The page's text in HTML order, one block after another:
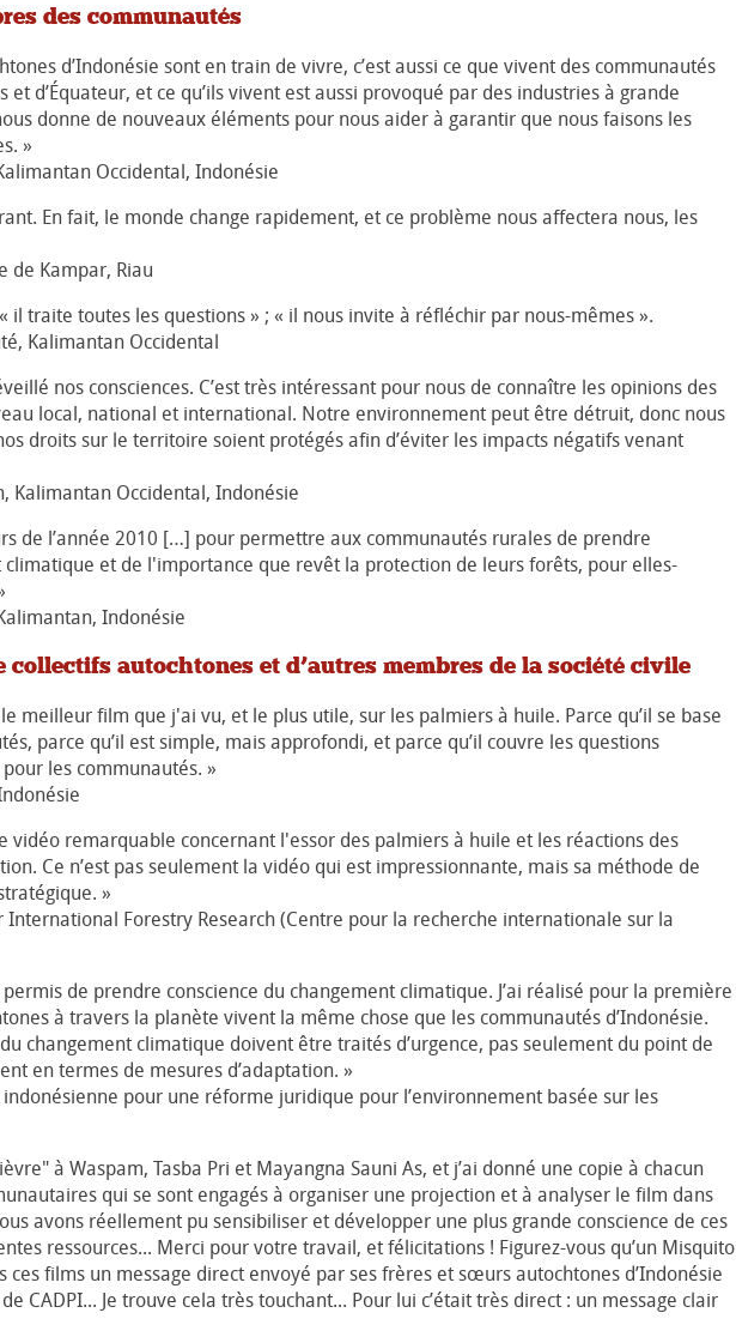
des communautés
d’Indonésie sont en train de vivre, c’est aussi ce que vivent des communautés
d’Équateur, et ce qu’ils vivent est aussi provoqué par des industries à grande
donne de nouveaux éléments pour nous aider à garantir que nous faisons les
»
Occidental, Indonésie
En fait, le monde change rapidement, et ce problème nous affectera nous, les
de Kampar, Riau
il traite toutes les questions » ; « il nous invite à réfléchir par nous-mêmes ».
Kalimantan Occidental
nos consciences. C’est très intéressant pour nous de connaître les opinions des
local, national et international. Notre environnement peut être détruit, donc nous
droits sur le territoire soient protégés afin d’éviter les impacts négatifs venant
Kalimantan Occidental, Indonésie
de l’année 2010 […] pour permettre aux communautés rurales de prendre
climatique et de l'importance que revêt la protection de leurs forêts, pour elles-
Indonésie
collectifs autochtones et d’autres membres de la société civile
meilleur film que j'ai vu, et le plus utile, sur les palmiers à huile. Parce qu’il se base
parce qu’il est simple, mais approfondi, et parce qu’il couvre les questions
les communautés. »
vidéo remarquable concernant l'essor des palmiers à huile et les réactions des
Ce n’est pas seulement la vidéo qui est impressionnante, mais sa méthode de
»
International Forestry Research (Centre pour la recherche internationale sur la
de prendre conscience du changement climatique. J’ai réalisé pour la première
à travers la planète vivent la même chose que les communautés d’Indonésie.
changement climatique doivent être traités d’urgence, pas seulement du point de
en termes de mesures d’adaptation. »
pour une réforme juridique pour l’environnement basée sur les
à Waspam, Tasba Pri et Mayangna Sauni As, et j’ai donné une copie à chacun
qui se sont engagés à organiser une projection et à analyser le film dans
avons réellement pu sensibiliser et développer une plus grande conscience de ces
ressources... Merci pour votre travail, et félicitations ! Figurez-vous qu’un Misquito
ces films un message direct envoyé par ses frères et sœurs autochtones d’Indonésie
CADPI... Je trouve cela très touchant... Pour lui c’était très direct : un message clair